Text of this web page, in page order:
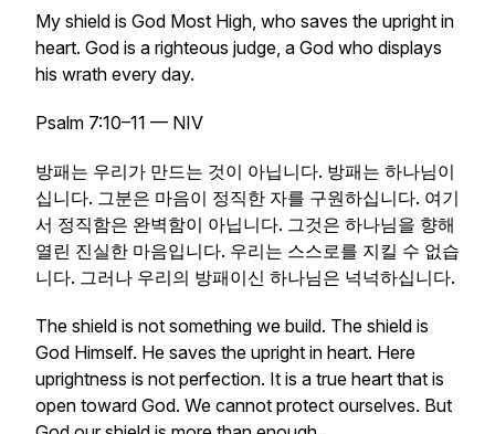
My shield is God Most High, who saves the upright in
heart. God is a righteous judge, a God who displays
his wrath every day.
Psalm 7:10–11 — NIV
방패는 우리가 만드는 것이 아닙니다. 방패는 하나님이
십니다. 그분은 마음이 정직한 자를 구원하십니다. 여기
서 정직함은 완벽함이 아닙니다. 그것은 하나님을 향해
열린 진실한 마음입니다. 우리는 스스로를 지킬 수 없습
니다. 그러나 우리의 방패이신 하나님은 넉넉하십니다.
The shield is not something we build. The shield is
God Himself. He saves the upright in heart. Here
uprightness is not perfection. It is a true heart that is
open toward God. We cannot protect ourselves. But